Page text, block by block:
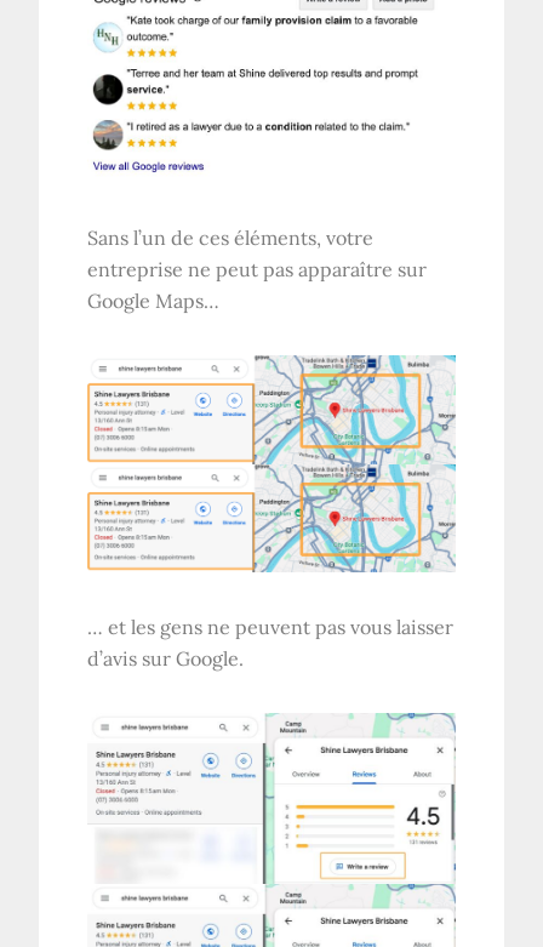
Sans l’un de ces éléments, votre
entreprise ne peut pas apparaître sur
Google Maps…
… et les gens ne peuvent pas vous laisser
d’avis sur Google.